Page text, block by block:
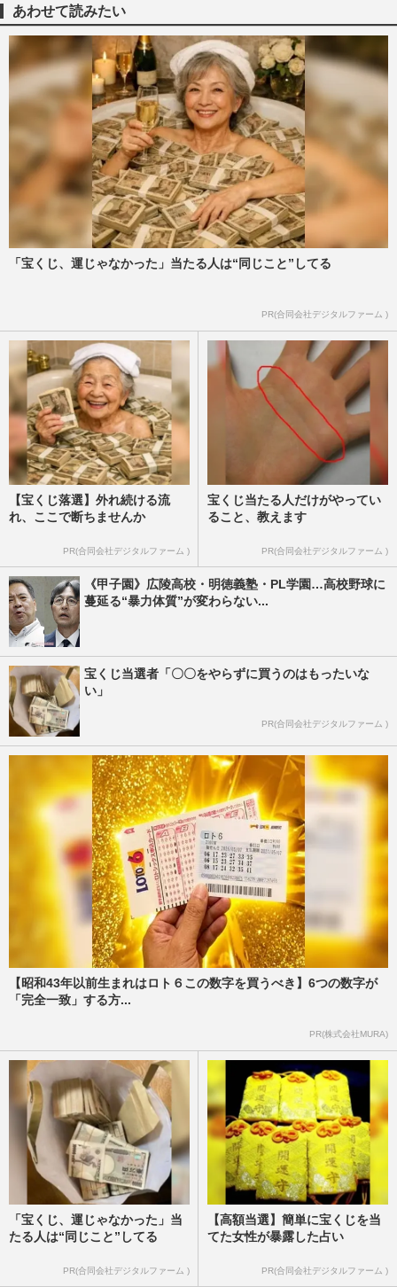
あわせて読みたい
「宝くじ、運じゃなかった」当たる人は“同じこと”してる
PR(合同会社デジタルファーム )
【宝くじ落選】外れ続ける流
れ、ここで断ちませんか
PR(合同会社デジタルファーム )
宝くじ当たる人だけがやってい
ること、教えます
PR(合同会社デジタルファーム )
《甲子園》広陵高校・明徳義塾・PL学園…高校野球に
蔓延る“暴力体質”が変わらない...
宝くじ当選者「〇〇をやらずに買うのはもったいな
い」
PR(合同会社デジタルファーム )
【昭和43年以前生まれはロト６この数字を買うべき】6つの数字が
「完全一致」する方...
PR(株式会社MURA)
「宝くじ、運じゃなかった」当
たる人は“同じこと”してる
PR(合同会社デジタルファーム )
【高額当選】簡単に宝くじを当
てた女性が暴露した占い
PR(合同会社デジタルファーム )